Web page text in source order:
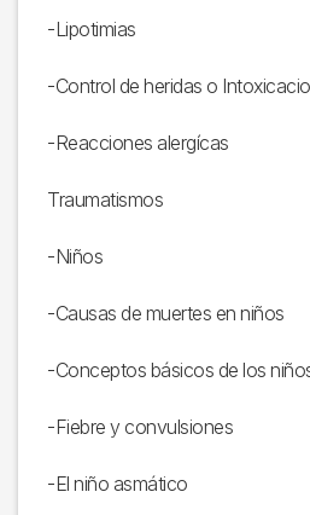
-Lipotimias
-Control de heridas o
-Reacciones alergícas
Traumatismos
-Niños
-Causas de muertes en niños
-Conceptos básicos de los
-Fiebre y convulsiones
-El niño asmático